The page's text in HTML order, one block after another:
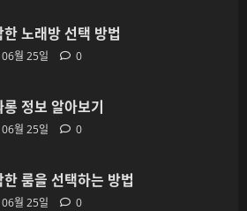
노래방 선택 방법
월 25일 0
정보 알아보기
월 25일 0
룸을 선택하는 방법
월 25일 0